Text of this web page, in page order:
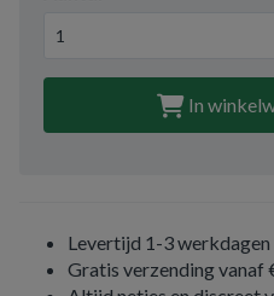
In
Levertijd 1-3 werkdagen
Gratis verzending vanaf